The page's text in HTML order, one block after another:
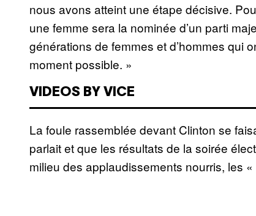
nous avons atteint une étape décisive.
une femme sera la nominée d’un parti
générations de femmes et d’hommes qui
moment possible. »
VIDEOS BY VICE
La foule rassemblée devant Clinton se
parlait et que les résultats de la soirée
milieu des applaudissements nourris, les